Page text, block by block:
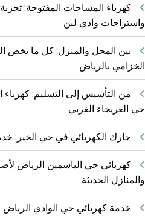
كهرباء المساحات المفتوحة:
واستراحات وادي لبن
بين المحل والمنزل: كل ما يخص
الخزامي بالرياض
من التأسيس إلى التسليم: كهرباء
حي العريجاء الغربي
جارك الكهربائي في حي الخير:
كهربائي حي الياسمين الرياض
والمنازل الحديثة
خدمة كهربائي حي الوادي الرياض